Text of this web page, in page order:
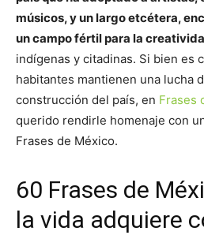
músicos, y un largo etcétera,
un campo fértil para la
indígenas y citadinas. Si bien es
habitantes mantienen una lucha
construcción del país, en Frases
querido rendirle homenaje con
Frases de México.
60 Frases de
la vida adquiere